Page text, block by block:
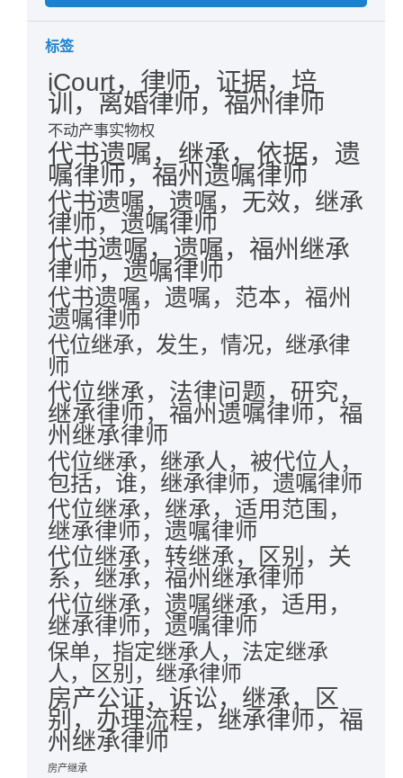
标签
iCourt，律师，证据，培
训，离婚律师，福州律师
不动产事实物权
代书遗嘱，继承，依据，遗
嘱律师，福州遗嘱律师
代书遗嘱，遗嘱，无效，继承
律师，遗嘱律师
代书遗嘱，遗嘱，福州继承
律师，遗嘱律师
代书遗嘱，遗嘱，范本，福州
遗嘱律师
代位继承，发生，情况，继承律
师
代位继承，法律问题，研究，
继承律师，福州遗嘱律师，福
州继承律师
代位继承，继承人，被代位人，
包括，谁，继承律师，遗嘱律师
代位继承，继承，适用范围，
继承律师，遗嘱律师
代位继承，转继承，区别，关
系，继承，福州继承律师
代位继承，遗嘱继承，适用，
继承律师，遗嘱律师
保单，指定继承人，法定继承
人，区别，继承律师
房产公证，诉讼，继承，区
别，办理流程，继承律师，福
州继承律师
房产继承